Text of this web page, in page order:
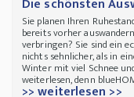
Die schönsten
Sie planen Ihren
bereits vorher
verbringen? Sie sind ein
nichts sehnlicher, als in
Winter mit viel Schnee
weiterlesen, denn
>> weiterlesen >>